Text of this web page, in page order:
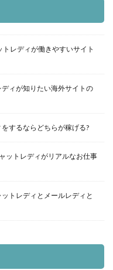
レディが働きやすいサイト
ィが知りたい海外サイトの
するならどちらが稼げる?
ットレディがリアルなお仕事
トレディとメールレディと